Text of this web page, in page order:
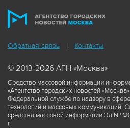
Обратная связь Контакты
© 2013-2026 АГН «Москва»
Средство массовой информации
«Агентство городских новостей
Федеральной службе по надзору в
технологий и массовых коммуникаций.
средства массовой информации Эл №
г.